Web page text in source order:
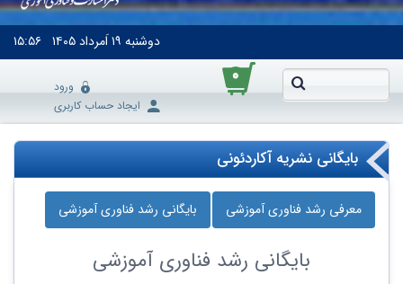
دوشنبه ۱۹ اَمرداد ۱۴۰۵ ۱۵:۵۶
۰
ورود
ایجاد حساب کاربری
بایگانی نشریه آکاردئونی
معرفی رشد فناوری آموزشی بایگانی رشد فناوری آموزشی
بایگانی رشد فناوری آموزشی